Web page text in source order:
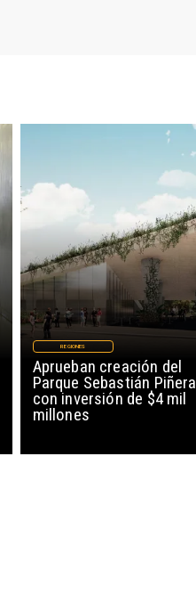
Aprueban creación del
Parque Sebastián Piñera
con inversión de $4 mil
millones
REGIONES